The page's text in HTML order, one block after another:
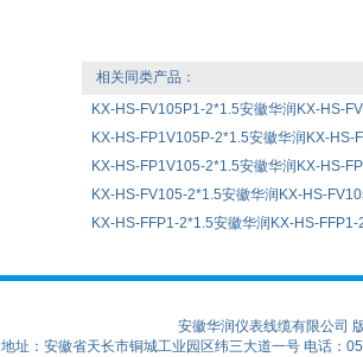
相关同类产品：
KX-HS-FV105P1-2*1.5安徽华润KX-HS-
KX-HS-FP1V105P-2*1.5安徽华润KX-
KX-HS-FP1V105-2*1.5安徽华润KX-HS-
KX-HS-FV105-2*1.5安徽华润KX-HS-
KX-HS-FFP1-2*1.5安徽华润KX-HS-
安徽华润仪表线缆有限公司
地址：安徽省天长市铜城工业园区纬三大道一号 电话：